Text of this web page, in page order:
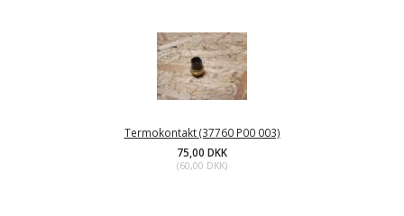
Termokontakt (37760 P00 003)
75,00 DKK
(60,00 DKK)